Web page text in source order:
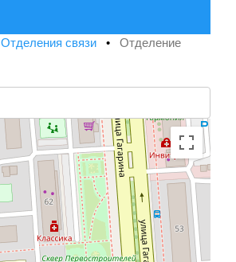
Отделения связи • Отделение